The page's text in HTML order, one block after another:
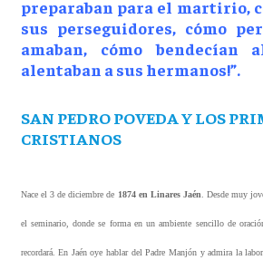
preparaban para el martirio,
sus perseguidores, cómo
amaban, cómo bendecían
alentaban a sus hermanos!”.
SAN PEDRO POVEDA Y LOS
CRISTIANOS
Nace el 3 de diciembre de 1874 en Linares Jaén . Desde muy
el seminario, donde se forma en un ambiente sencillo de
recordará. En Jaén oye hablar del Padre Manjón y admira la